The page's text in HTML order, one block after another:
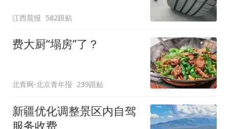
元，官方发布情况通报
江西晨报 582跟贴
费大厨“塌房”了？
北青网-北京青年报 239跟贴
新疆优化调整景区内自驾
服务收费